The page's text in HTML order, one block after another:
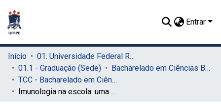
Entrar
Início
01. Universidade Federal Rural de Pernambuco - UFRPE (Sede)
01.1 - Graduação (Sede)
Bacharelado em Ciências Biológicas (Sede)
TCC - Bacharelado em Ciências Biológicas (Sede)
Imunologia na escola: uma abordagem importante no tocante educação e promoção em saúde